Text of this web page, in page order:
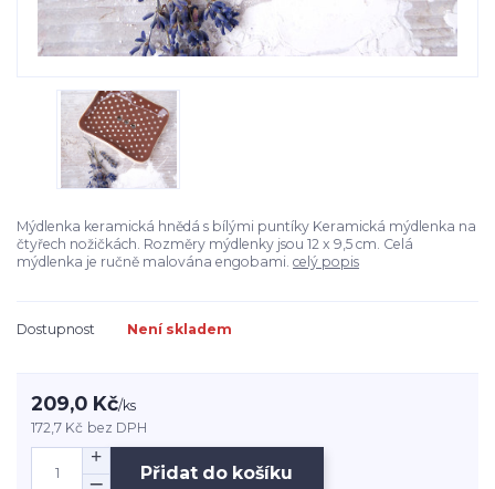
Mýdlenka keramická hnědá s bílými puntíky Keramická mýdlenka na
čtyřech nožičkách. Rozměry mýdlenky jsou 12 x 9,5 cm. Celá
mýdlenka je ručně malována engobami. celý popis
Dostupnost Není skladem
209,0 Kč/ks
172,7 Kč bez DPH
Přidat do košíku